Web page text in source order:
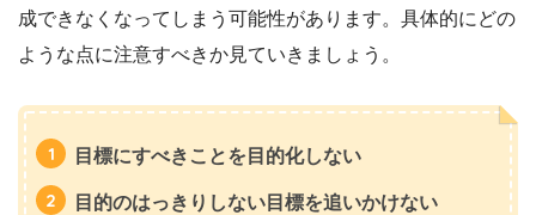
成できなくなってしまう可能性があります。具体的にどの
ような点に注意すべきか見ていきましょう。
目標にすべきことを目的化しない
目的のはっきりしない目標を追いかけない